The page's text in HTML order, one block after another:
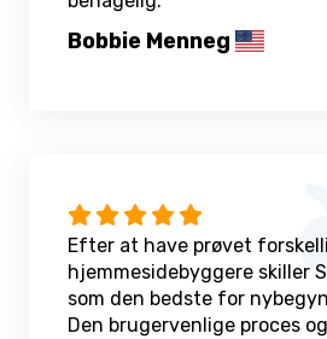
Bobbie Menneg
Efter at have prøvet
hjemmesidebyggere skiller
som den bedste for
Den brugervenlige proces